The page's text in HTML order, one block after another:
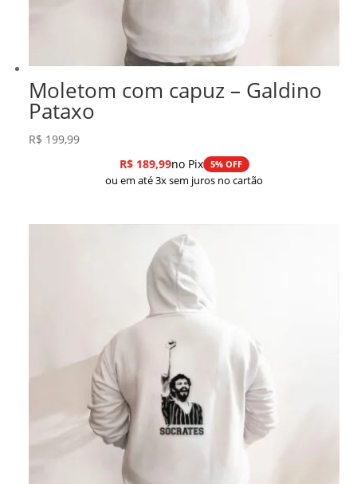
Moletom com capuz – Galdino
Pataxo
R$ 199,99
R$189,99no Pix 5% OFF
ou em até 3x sem juros no cartão